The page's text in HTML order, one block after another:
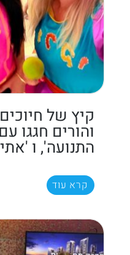
קיץ של
והורים חגגו
התנועה', ו
קרא עוד